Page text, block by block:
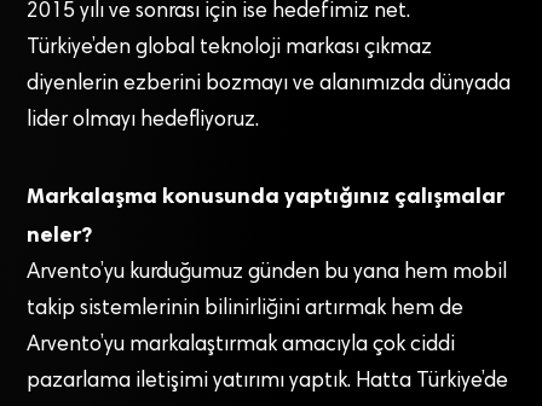
2015 yılı ve sonrası için ise hedefimiz net.
Türkiye’den global teknoloji markası çıkmaz
diyenlerin ezberini bozmayı ve alanımızda dünyada
lider olmayı hedefliyoruz.
Markalaşma konusunda yaptığınız çalışmalar
neler?
Arvento’yu kurduğumuz günden bu yana hem mobil
takip sistemlerinin bilinirliğini artırmak hem de
Arvento’yu markalaştırmak amacıyla çok ciddi
pazarlama iletişimi yatırımı yaptık. Hatta Türkiye’de